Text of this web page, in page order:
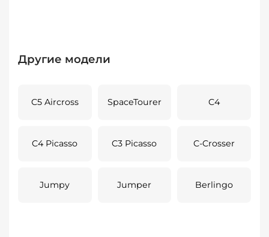
Другие модели
C5 Aircross SpaceTourer C4
C4 Picasso C3 Picasso C-Crosser
Jumpy Jumper Berlingo